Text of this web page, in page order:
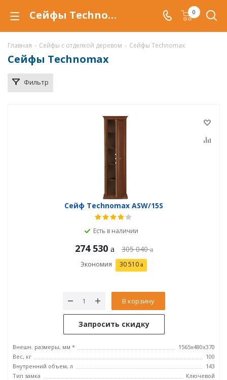
Сейфы Technomax с отделкой деревом в Самаре, купить сейф Technomax в дереве по низкой цене, доставка сейфов в дереве Technomax 0
Главная - Сейфы с отделкой деревом - Сейфы Technomax
Сейфы Technomax
Фильтр
Сейф Technomax ASW/15S
Есть в наличии
274 530 305 040
Экономия 30 510
В корзину
Запросить скидку
Внешн. размеры, мм *
1565x480x370
Вес, кг
100
Внутренний объем, л
143
Тип замка
Ключевой